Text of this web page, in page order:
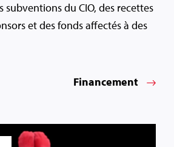
subventions du CIO, des recettes
et des fonds affectés à des
Financement